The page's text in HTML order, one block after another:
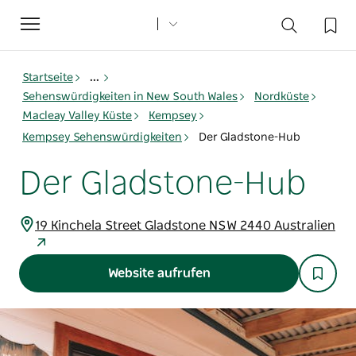
Toggle
navigation
Startseite
...
Sehenswürdigkeiten in New South Wales
Nordküste
Macleay Valley Küste
Kempsey
Kempsey Sehenswürdigkeiten
Der Gladstone-Hub
Der Gladstone-Hub
19 Kinchela Street Gladstone NSW 2440 Australien
Website aufrufen